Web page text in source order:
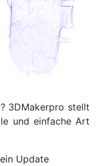
3DMakerpro stellt
und einfache Art
Update